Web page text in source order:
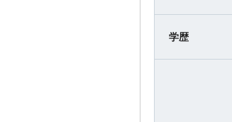
学歴